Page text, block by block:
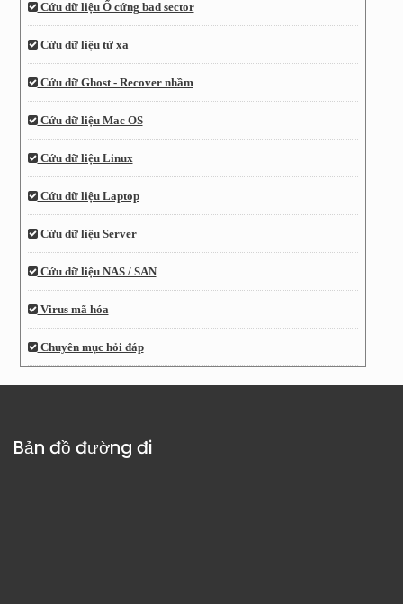
Cứu dữ liệu Ổ cứng bad sector
Cứu dữ liệu từ xa
Cứu dữ Ghost - Recover nhầm
Cứu dữ liệu Mac OS
Cứu dữ liệu Linux
Cứu dữ liệu Laptop
Cứu dữ liệu Server
Cứu dữ liệu NAS / SAN
Virus mã hóa
Chuyên mục hỏi đáp
Bản đồ đường đi